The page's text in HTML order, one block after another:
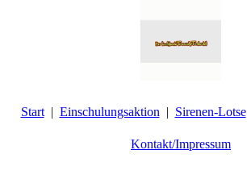
Start Einschulungsaktion Sirenen-Lotse
Kontakt/Impressum